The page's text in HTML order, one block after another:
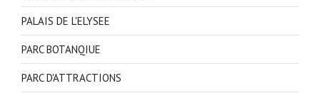
PALAIS DE L'ELYSEE
PARC BOTANQIUE
PARC D'ATTRACTIONS